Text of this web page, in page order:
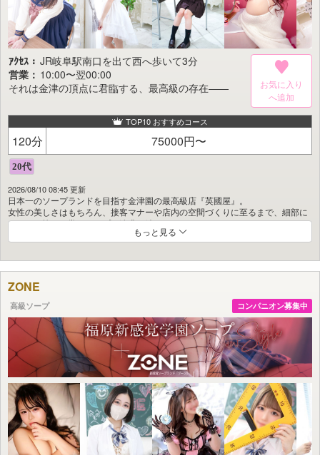
ｱｸｾｽ： JR岐阜駅南口を出て西へ歩いて3分
営業： 10:00〜翌00:00
それは金津の頂点に君臨する、最高級の存在――
お気に入り
TOP10 おすすめコース
120分 75000円〜
2026/08/10 08:45 更新
日本一のソープランドを目指す金津園の最高級店『英國屋』。
女性の美しさはもちろん、接客マナーや店内の空間づくりに至るまで、細部に
こだわり抜き、常にトップを追求し続けています。
日本各地から多くのリピーター様が訪れる“夢のようなひととき”。
い。
ぜひ一度、英國屋へお越しくださいませ。
英國屋
もっと見る
ZONE
高級ソープ コンパニオン募集中